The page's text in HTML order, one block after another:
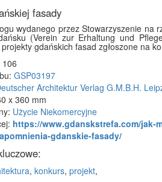
fasady
wydanego przez Stowarzyszenie na
(Verein zur Erhaltung und
gdańskich fasad zgłoszone na
GSP03197
Architektur Verlag G.M.B.H.
x 360 mm
Użycie Niekomercyjne
https://www.gdanskstrefa.com/jak-
gdanskie-fasady/
, konkurs, projekt,